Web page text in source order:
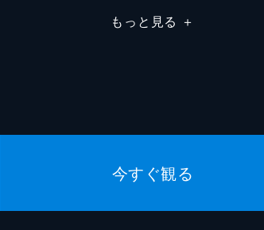
もっと見る ＋
今すぐ観る